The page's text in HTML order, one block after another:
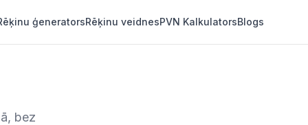
ģeneratorsRēķinu veidnesPVN KalkulatorsBlogs
bez